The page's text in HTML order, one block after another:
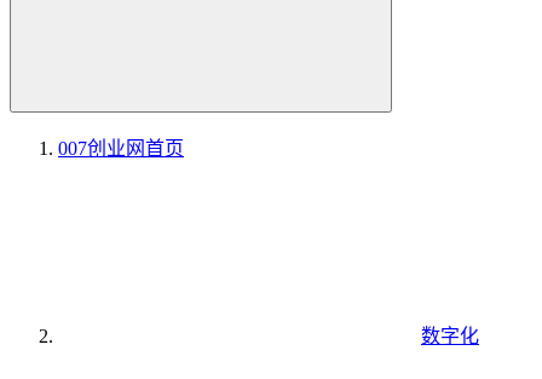
007创业网首页
数字化